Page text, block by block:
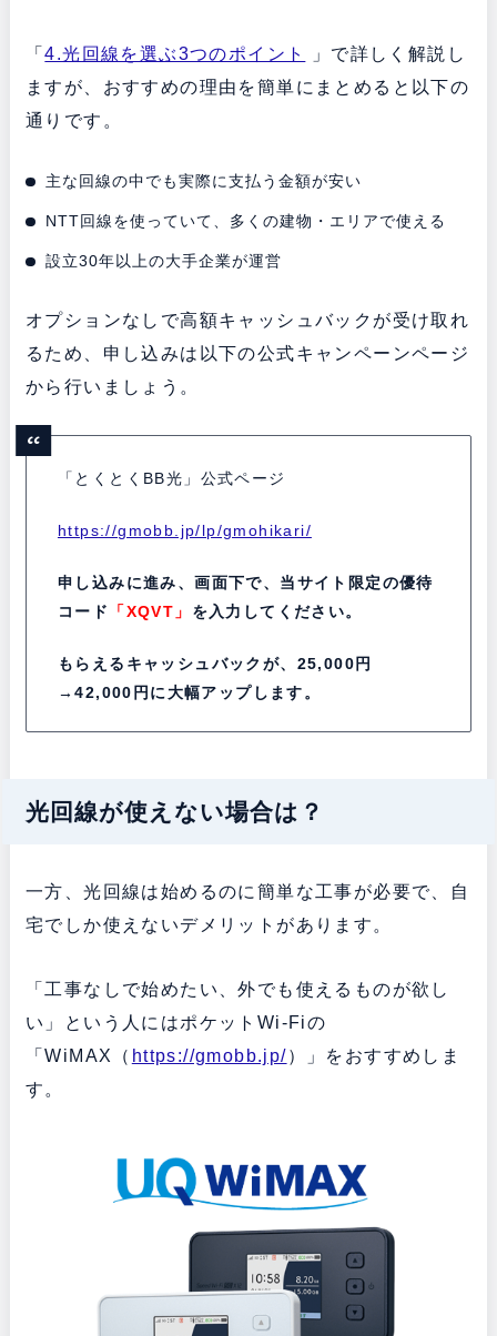
「4.光回線を選ぶ3つのポイント
」で詳しく解説し
ますが、おすすめの理由を簡単にまとめると以下の
通りです。
主な回線の中でも実際に支払う金額が安い
NTT回線を使っていて、多くの建物・エリアで使える
設立30年以上の大手企業が運営
オプションなしで高額キャッシュバックが受け取れ
るため、申し込みは以下の公式キャンペーンページ
から行いましょう。
「とくとくBB光」公式ページ
https://gmobb.jp/lp/gmohikari/
申し込みに進み、画面下で、当サイト限定の優待
コード
「XQVT」 を入力してください。
もらえるキャッシュバックが、25,000円
→42,000円に大幅アップします。
光回線が使えない場合は？
一方、光回線は始めるのに簡単な工事が必要で、自
宅でしか使えないデメリットがあります。
「工事なしで始めたい、外でも使えるものが欲し
い」という人にはポケットWi-Fiの
「WiMAX（ https://gmobb.jp/）」をおすすめしま
す。